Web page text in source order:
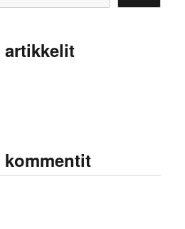
artikkelit